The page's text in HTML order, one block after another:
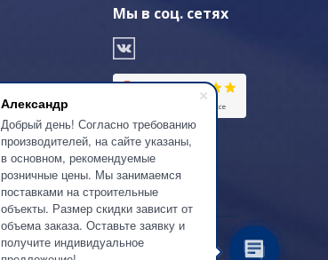
Александр
Добрый день! Согласно требованию
производителей, на сайте указаны,
в основном, рекомендуемые
розничные цены. Мы занимаемся
поставками на строительные
объекты. Размер скидки зависит от
объема заказа. Оставьте заявку и
получите индивидуальное
Мы в соц. сетях